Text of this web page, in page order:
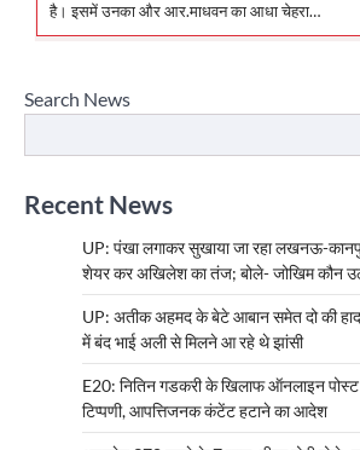
है। इसमें उनका और आर.माधवन का आधा चेहरा…
Search News
Recent News
UP: पंखा लगाकर सुखाया जा रहा लखनऊ-
शेयर कर अखिलेश का तंज; बोले- जोखिम कौन
UP: अतीक अहमद के बेटे आबान समेत दो की
में बंद भाई अली से मिलने आ रहे थे झांसी
E20: नितिन गडकरी के खिलाफ ऑनलाइन पोस्ट
टिप्पणी, आपत्तिजनक कंटेंट हटाने का आदेश